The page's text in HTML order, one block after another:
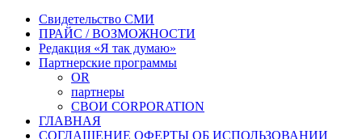
Свидетельство СМИ
ПРАЙС / ВОЗМОЖНОСТИ
Редакция «Я так думаю»
Партнерские программы
OR
партнеры
СВОИ CORPORATION
ГЛАВНАЯ
СОГЛАШЕНИЕ ОФЕРТЫ ОБ ИСПОЛЬЗОВАНИИ